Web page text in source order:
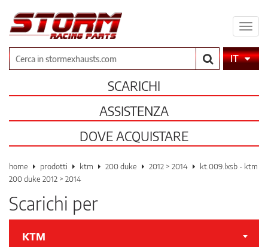
il
CercaIT
SCARICHI
ASSISTENZA
DOVE ACQUISTARE
home prodotti ktm 200 duke 2012 > 2014
kt.009.lxsb - ktm
200 duke 2012 > 2014
Scarichi per
KTM